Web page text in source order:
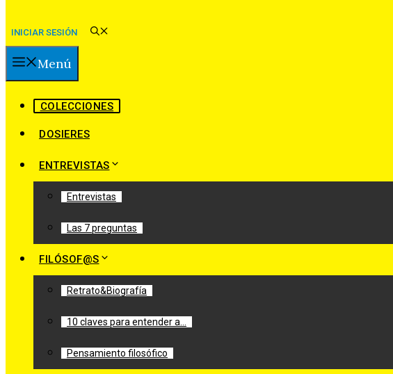
INICIAR SESIÓN
Menú
COLECCIONES
DOSIERES
ENTREVISTAS
Entrevistas
Las 7 preguntas
FILÓSOF@S
Retrato&Biografía
10 claves para entender a…
Pensamiento filosófico